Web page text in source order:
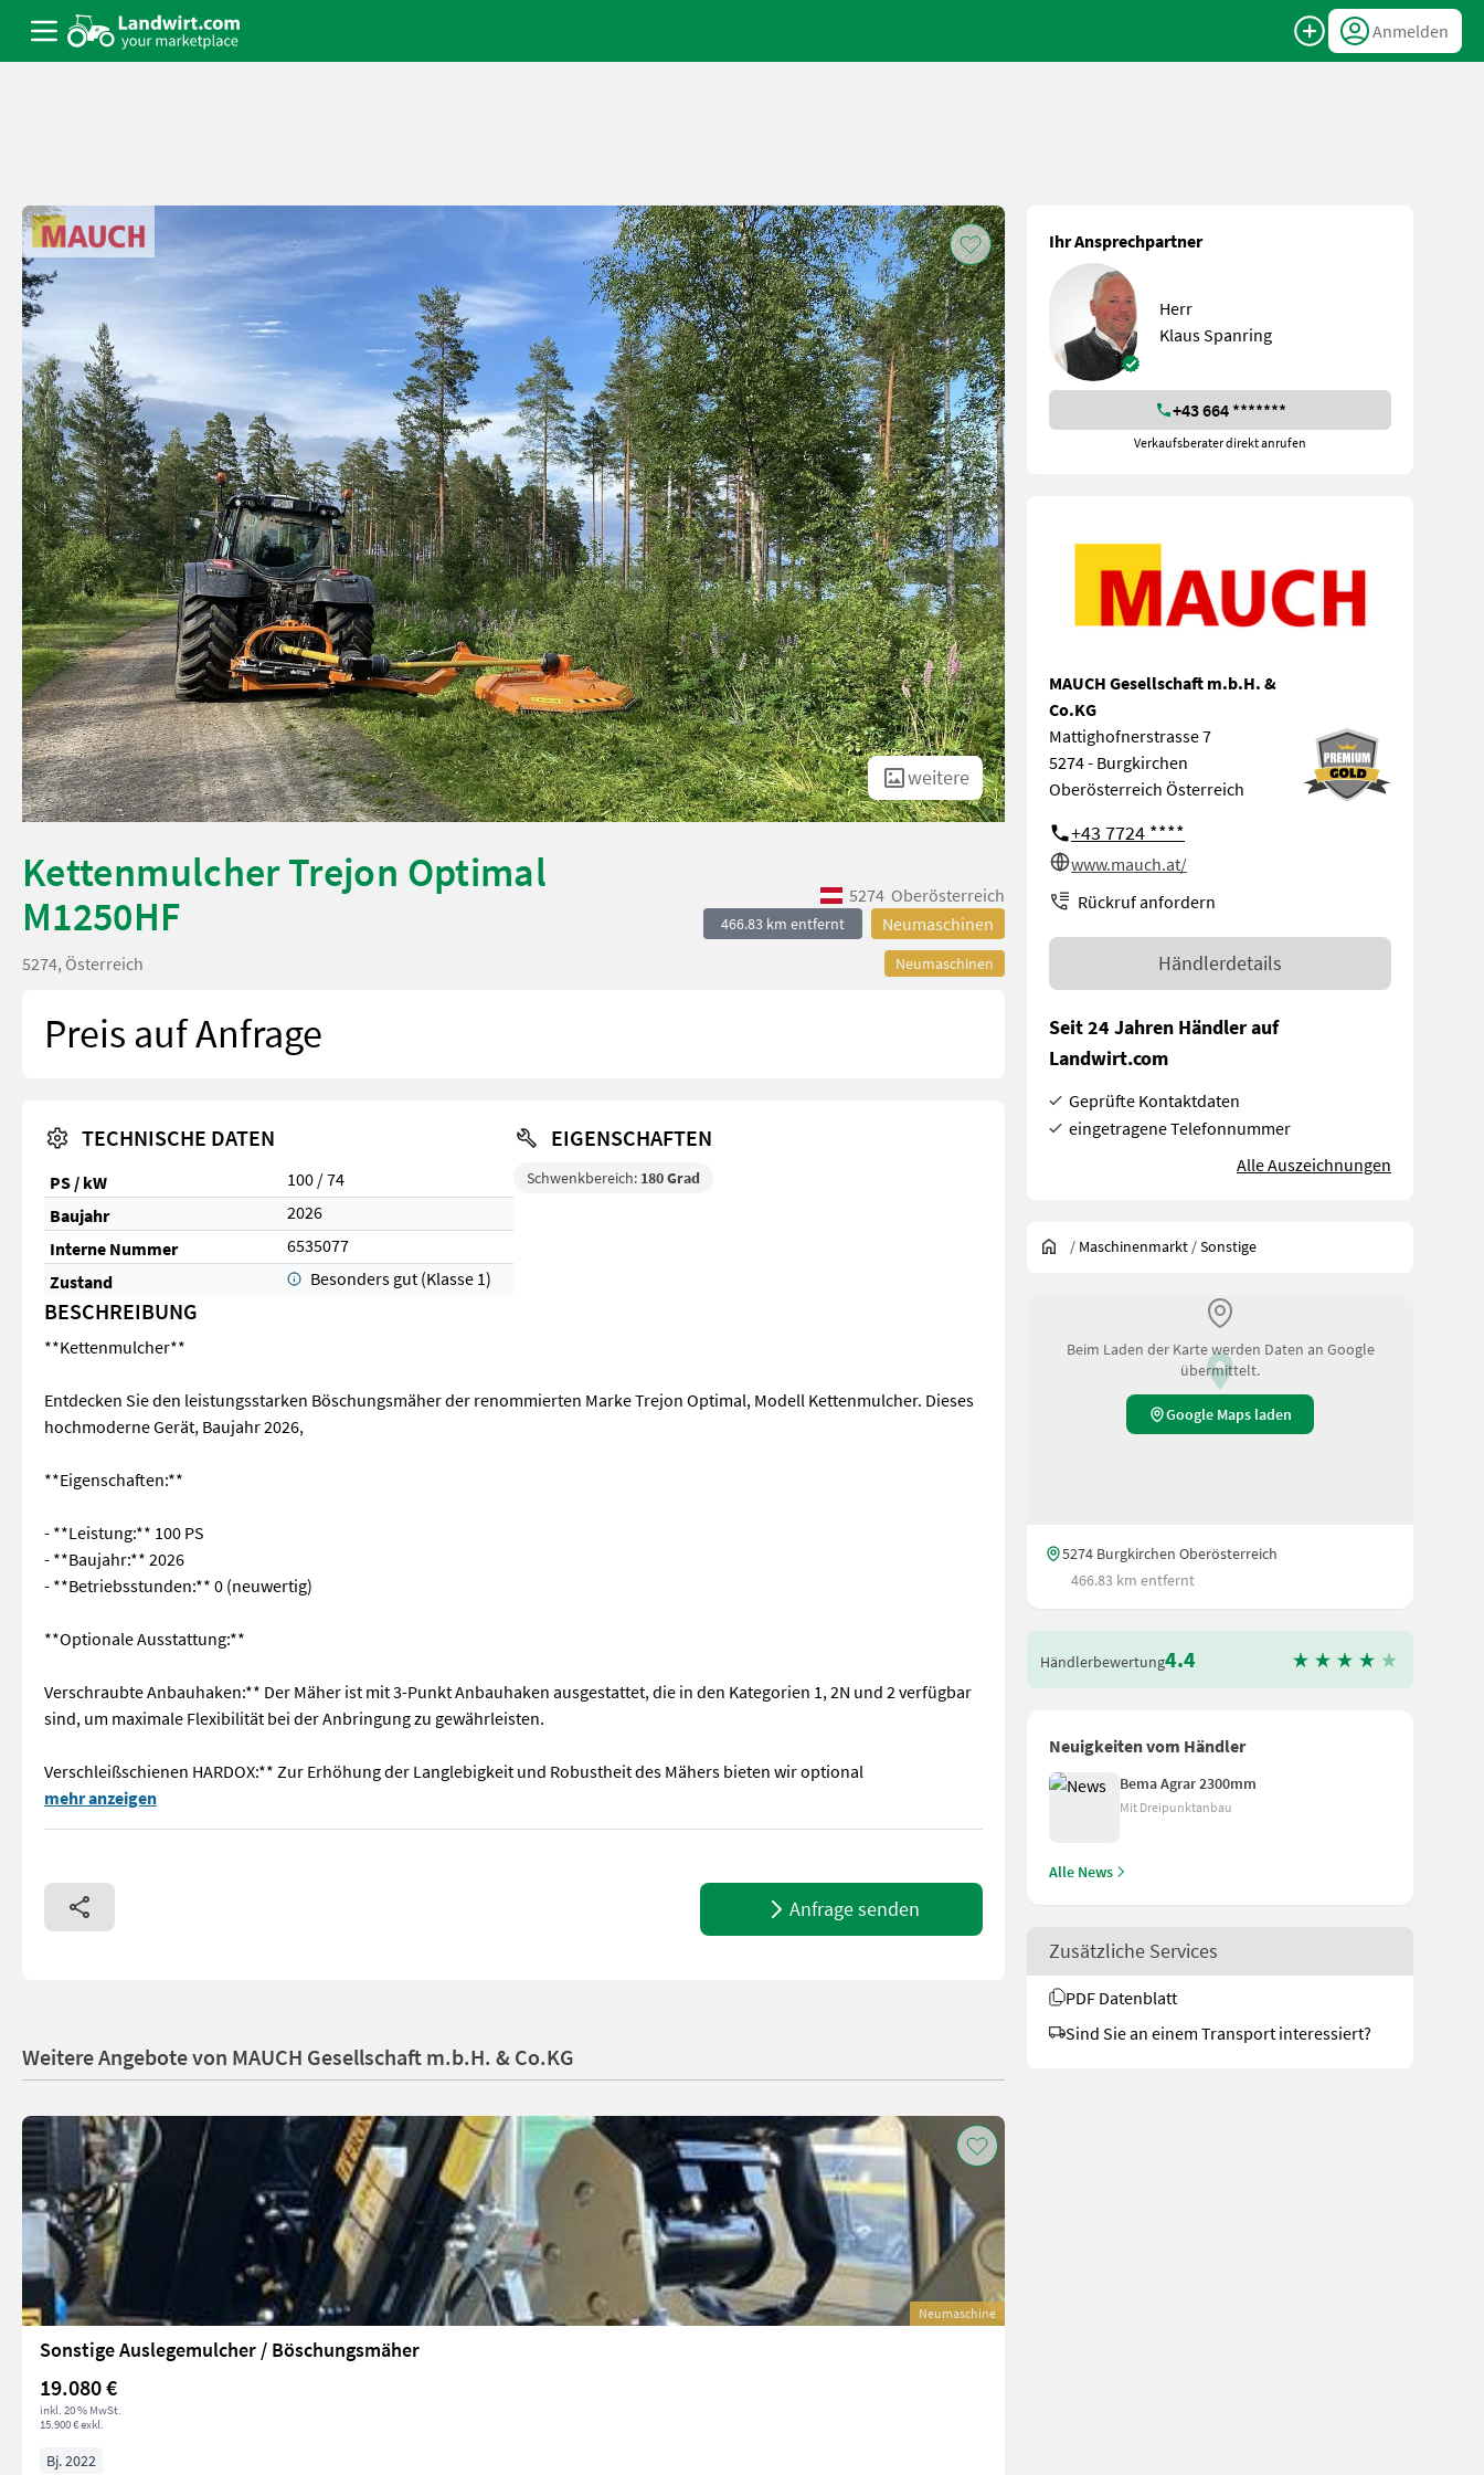
Anmelden
weitere
Kettenmulcher Trejon Optimal
M1250HF
5274 Oberösterreich
466.83 km entfernt Neumaschinen
Neumaschinen
5274, Österreich
Preis auf Anfrage
TECHNISCHE DATEN
PS / kW
100 / 74
Baujahr
2026
Interne Nummer
6535077
Zustand
Besonders gut (Klasse 1)
EIGENSCHAFTEN
Schwenkbereich: 180 Grad
BESCHREIBUNG
**Kettenmulcher**
Entdecken Sie den leistungsstarken Böschungsmäher der renommierten Marke Trejon Optimal, Modell Kettenmulcher. Dieses
hochmoderne Gerät, Baujahr 2026,
**Eigenschaften:**
- **Leistung:** 100 PS
- **Baujahr:** 2026
- **Betriebsstunden:** 0 (neuwertig)
**Optionale Ausstattung:**
Verschraubte Anbauhaken:** Der Mäher ist mit 3-Punkt Anbauhaken ausgestattet, die in den Kategorien 1, 2N und 2 verfügbar
sind, um maximale Flexibilität bei der Anbringung zu gewährleisten.
Verschleißschienen HARDOX:** Zur Erhöhung der Langlebigkeit und Robustheit des Mähers bieten wir optional
**Kettenmulcher** Entdecken Sie den leistungsstarken Böschungsmäher der renommierten Marke Trejon Optimal, Modell Kettenmulcher. Dieses hochmoderne Gerät, Baujahr 2026,
mehr anzeigen
Anfrage senden
Ihr Ansprechpartner
Herr
Klaus Spanring
+43 664 *******
Verkaufsberater direkt anrufen
MAUCH Gesellschaft m.b.H. &
Co.KG
Mattighofnerstrasse 7
5274 - Burgkirchen
Oberösterreich Österreich
+43 7724 ****
www.mauch.at/
Rückruf anfordern
Händlerdetails
Seit 24 Jahren Händler auf
Landwirt.com
Geprüfte Kontaktdaten
eingetragene Telefonnummer
Alle Auszeichnungen
/ Maschinenmarkt /Sonstige
Beim Laden der Karte werden Daten an Google
übermittelt.
Google Maps laden
5274 Burgkirchen Oberösterreich
466.83 km entfernt
Händlerbewertung4.4
Neuigkeiten vom Händler
Bema Agrar 2300mm
Mit Dreipunktanbau
Alle News
Zusätzliche Services
PDF Datenblatt
Sind Sie an einem Transport interessiert?
Weitere Angebote von MAUCH Gesellschaft m.b.H. & Co.KG
Neumaschine
Sonstige Auslegemulcher / Böschungsmäher
19.080 €
inkl. 20 % MwSt.
15.900 € exkl.
Bj. 2022